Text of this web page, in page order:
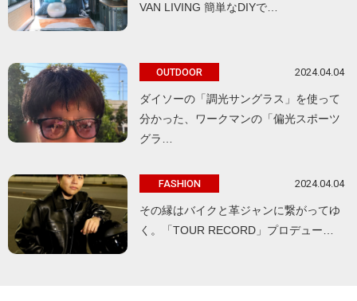
VAN LIVING 簡単なDIYで…
OUTDOOR 2024.04.04
ダイソーの「調光サングラス」を使って
分かった、ワークマンの「偏光スポーツ
グラ…
FASHION 2024.04.04
その縁はバイクと革ジャンに繋がってゆ
く。「TOUR RECORD」プロデュー…